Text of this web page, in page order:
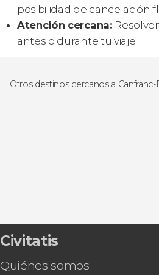
posibilidad de cancelación
Atención cercana:
antes o durante tu viaje.
Otros destinos cercanos a Canfranc-
Civitatis
Quiénes somos